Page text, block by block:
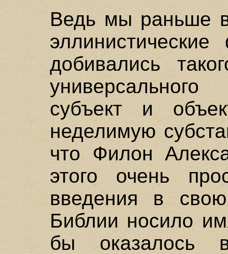
Ведь мы раньше
добивались
субъект и
неделимую
что Филон
этого очень
введения в
Библии носило
бы оказалось